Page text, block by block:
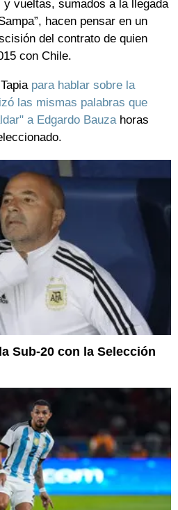
vueltas, sumados a la llegada
hacen pensar en un
del contrato de quien
con Chile.
para hablar sobre la
las mismas palabras que
a Edgardo Bauzahoras
Sub-20 con la Selección